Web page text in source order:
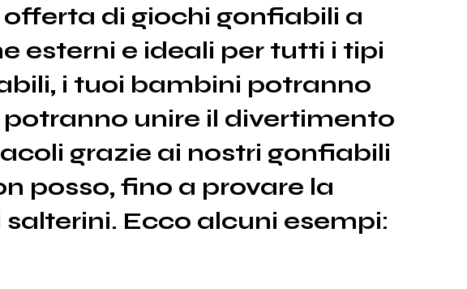
di giochi gonfiabili a
esterni e ideali per tutti i tipi
i tuoi bambini potranno
unire il divertimento
grazie ai nostri gonfiabili
posso, fino a provare la
Ecco alcuni esempi: